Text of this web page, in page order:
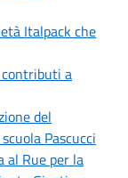
Italpack che
a
del
Pascucci
al Rue per la